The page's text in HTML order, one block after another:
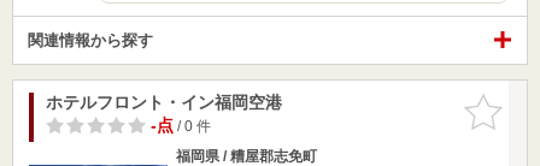
関連情報から探す
お気に入
りに追加
ホテルフロント・イン福岡空港
-点/ 0 件
福岡県 / 糟屋郡志免町